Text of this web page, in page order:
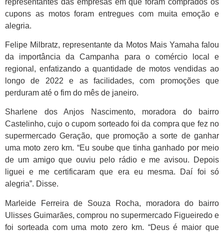
cupons as motos foram entregues com muita emoção e
alegria.
Felipe Milbratz, representante da Motos Mais Yamaha falou
da importância da Campanha para o comércio local e
regional, enfatizando a quantidade de motos vendidas ao
longo de 2022 e as facilidades, com promoções que
perduram até o fim do mês de janeiro.
Sharlene dos Anjos Nascimento, moradora do bairro
Castelinho, cujo o cupom sorteado foi da compra que fez no
supermercado Geração, que promoção a sorte de ganhar
uma moto zero km. “Eu soube que tinha ganhado por meio
de um amigo que ouviu pelo rádio e me avisou. Depois
liguei e me certificaram que era eu mesma. Daí foi só
alegria”. Disse.
Marleide Ferreira de Souza Rocha, moradora do bairro
Ulisses Guimarães, comprou no supermercado Figueiredo e
foi sorteada com uma moto zero km. “Deus é maior que